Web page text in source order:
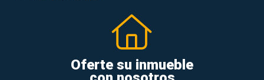
Oferte su inmueble